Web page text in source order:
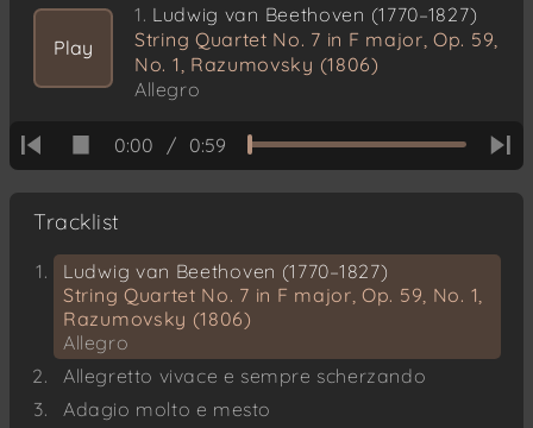
Play
1. Ludwig van Beethoven (1770–1827)
String Quartet No. 7 in F major, Op. 59,
No. 1, Razumovsky (1806)
Allegro
0:00 / 0:59
Tracklist
Ludwig van Beethoven (1770–1827)
String Quartet No. 7 in F major, Op. 59, No. 1,
Razumovsky (1806)
Allegro
Allegretto vivace e sempre scherzando
Adagio molto e mesto